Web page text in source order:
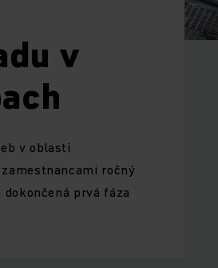
v
v oblasti
ročný
prvá fáza